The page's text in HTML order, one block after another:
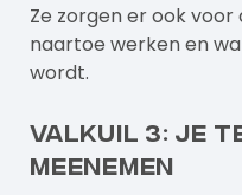
Ze zorgen er ook
naartoe werken en
wordt.
Valkuil 3: Je
meenemen